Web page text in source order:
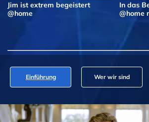
Jim ist extrem begeistert
@home
In das
@home
Einführung Wer wir sind